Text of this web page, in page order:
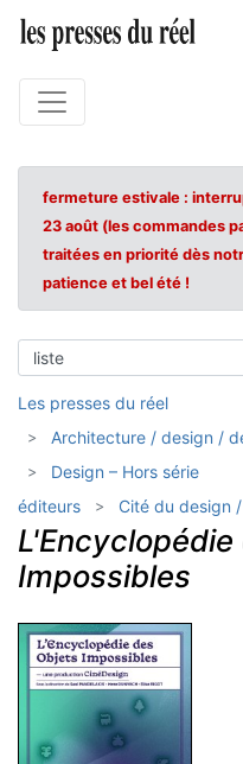
fermeture estivale :
23 août (les commandes
traitées en priorité dès
patience et bel été !
Les presses du réel
Architecture / design /
Design – Hors série
éditeurs
Cité du design /
Impossibles